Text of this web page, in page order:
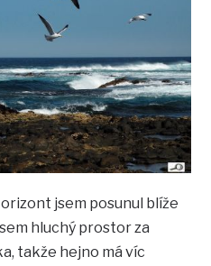
jsem posunul blíže
hluchý prostor za
takže hejno má víc